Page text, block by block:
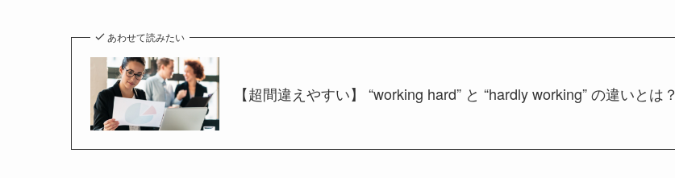
あわせて読みたい
【超間違えやすい】 “working hard” と “hardly working” の違いとは？